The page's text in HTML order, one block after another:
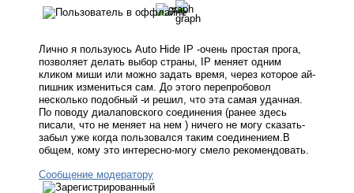
Лично я пользуюсь Auto Hide IP -очень простая прога,
позволяет делать выбор страны, IP меняет одним
кликом миши или можно задать время, через которое ай-
пишник измениться сам. До этого перепробовол
несколько подобный -и решил, что эта самая удачная.
По поводу диалаповского соединения (ранее здесь
писали, что не меняет на нем ) ничего не могу сказать-
забыл уже когда пользовался таким соединением.В
общем, кому это интересно-могу смело рекомендовать.
Сообщение модератору